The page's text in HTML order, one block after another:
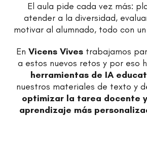
El aula pide cada vez más:
atender a la diversidad,
motivar al alumnado, todo con
En Vicens Vives trabajamos
a estos nuevos retos y por eso
herramientas de IA
nuestros materiales de texto y
optimizar la tarea docente
aprendizaje más